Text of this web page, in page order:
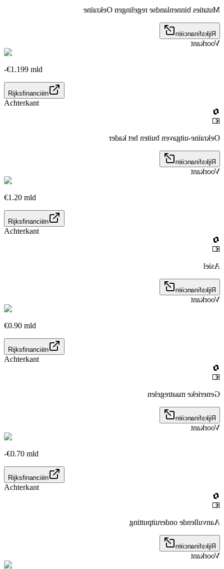
Mutaties binnenlandse regelingen Oekraïne
Rijksfinanciën
Voorkant
-€1.199 mld
Rijksfinanciën
Achterkant
🔄
💶
Oekraïne-uitgaven buiten het kader
Rijksfinanciën
Voorkant
€1.20 mld
Rijksfinanciën
Achterkant
🔄
💶
Asiel
Rijksfinanciën
Voorkant
€0.90 mld
Rijksfinanciën
Achterkant
🔄
💶
Generieke maatregelen
Rijksfinanciën
Voorkant
-€0.70 mld
Rijksfinanciën
Achterkant
🔄
💶
Aanvullende onderuitputting
Rijksfinanciën
Voorkant